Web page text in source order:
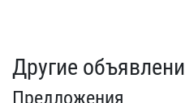
Другие
Предложения